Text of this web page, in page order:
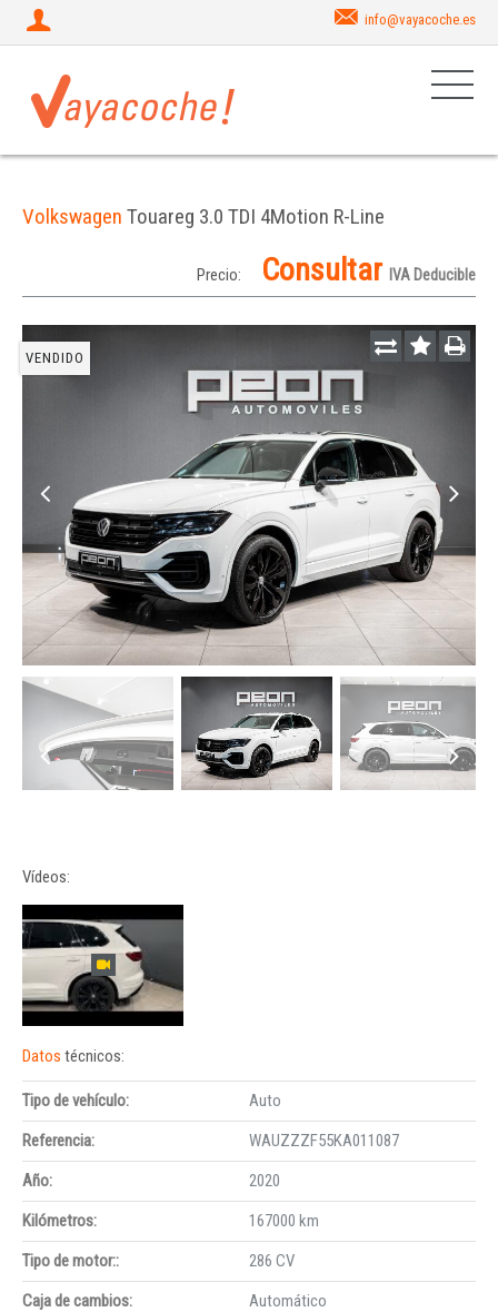
info@vayacoche.es
Volkswagen Touareg 3.0 TDI 4Motion R-Line
Precio: Consultar IVA Deducible
VENDIDO
Vídeos:
Datos técnicos:
Tipo de vehículo:
Auto
Referencia:
WAUZZZF55KA011087
Año:
2020
Kilómetros:
167000 km
Tipo de motor::
286 CV
Caja de cambios:
Automático